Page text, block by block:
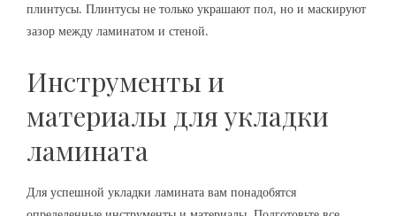
плинтусы. Плинтусы не только украшают пол, но и маскируют
зазор между ламинатом и стеной.
Инструменты и
материалы для укладки
ламината
Для успешной укладки ламината вам понадобятся